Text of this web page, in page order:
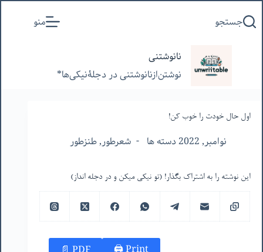
به
جستجو منو
نانوشتنی
نوشتن‌از‌نانوشتنی‌ در‌ دجلۀنیکی‌ها*
اول حال خودت را خوب کن!
نوامبر, 2022 دسته ها شعرطور,طنزطور
این نوشته را به اشتراک بگذار! (تو نیکی میکن و در دجله انداز)